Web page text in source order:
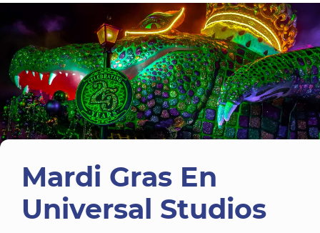
Mardi Gras En
Universal Studios